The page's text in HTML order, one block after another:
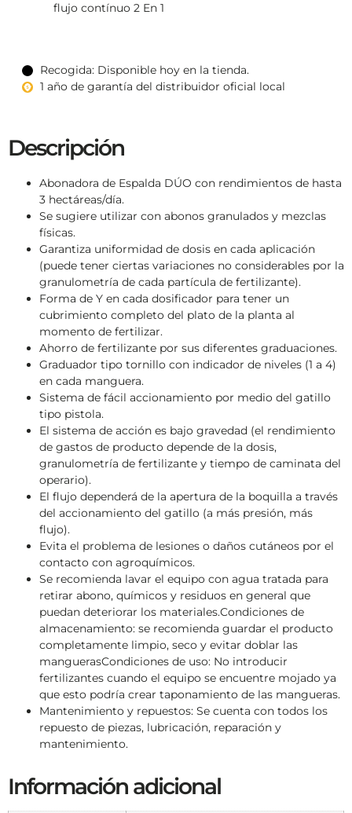
flujo contínuo 2 En 1
Recogida: Disponible hoy en la tienda.
1 año de garantía del distribuidor oficial local
Descripción
Abonadora de Espalda DÚO con rendimientos de hasta
3 hectáreas/día.
Se sugiere utilizar con abonos granulados y mezclas
físicas.
Garantiza uniformidad de dosis en cada aplicación
(puede tener ciertas variaciones no considerables por la
granulometría de cada partícula de fertilizante).
Forma de Y en cada dosificador para tener un
cubrimiento completo del plato de la planta al
momento de fertilizar.
Ahorro de fertilizante por sus diferentes graduaciones.
Graduador tipo tornillo con indicador de niveles (1 a 4)
en cada manguera.
Sistema de fácil accionamiento por medio del gatillo
tipo pistola.
El sistema de acción es bajo gravedad (el rendimiento
de gastos de producto depende de la dosis,
granulometría de fertilizante y tiempo de caminata del
operario).
El flujo dependerá de la apertura de la boquilla a través
del accionamiento del gatillo (a más presión, más
flujo).
Evita el problema de lesiones o daños cutáneos por el
contacto con agroquímicos.
Se recomienda lavar el equipo con agua tratada para
retirar abono, químicos y residuos en general que
puedan deteriorar los materiales.Condiciones de
almacenamiento: se recomienda guardar el producto
completamente limpio, seco y evitar doblar las
manguerasCondiciones de uso: No introducir
fertilizantes cuando el equipo se encuentre mojado ya
que esto podría crear taponamiento de las mangueras.
Mantenimiento y repuestos: Se cuenta con todos los
repuesto de piezas, lubricación, reparación y
mantenimiento.
Información adicional